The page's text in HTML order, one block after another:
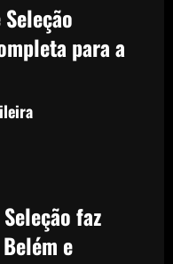
para a
faz
e